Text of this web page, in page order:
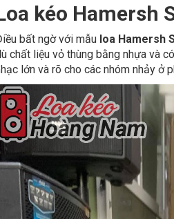
kéo Hamersh
bất ngờ với mẫu loa Hamersh
chất liệu vỏ thùng bằng nhựa và
lớn và rõ cho các nhóm nhảy ở